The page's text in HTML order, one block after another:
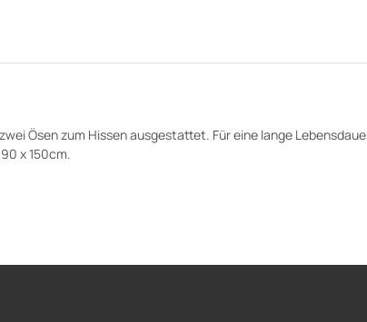
Ösen zum Hissen ausgestattet. Für eine lange
x 150cm.